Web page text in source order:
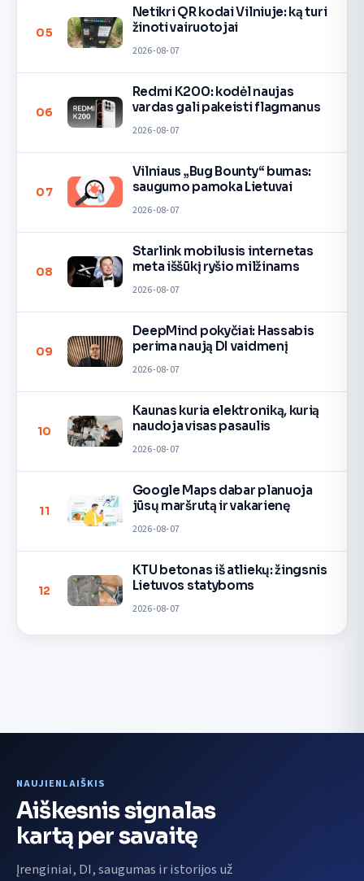
05
Netikri QR kodai Vilniuje: ką turi
žinoti vairuotojai
2026-08-07
06
Redmi K200: kodėl naujas
vardas gali pakeisti flagmanus
2026-08-07
07
Vilniaus „Bug Bounty“ bumas:
saugumo pamoka Lietuvai
2026-08-07
08
Starlink mobilusis internetas
meta iššūkį ryšio milžinams
2026-08-07
09
DeepMind pokyčiai: Hassabis
perima naują DI vaidmenį
2026-08-07
10
Kaunas kuria elektroniką, kurią
naudoja visas pasaulis
2026-08-07
11
Google Maps dabar planuoja
jūsų maršrutą ir vakarienę
2026-08-07
12
KTU betonas iš atliekų: žingsnis
Lietuvos statyboms
2026-08-07
NAUJIENLAIŠKIS
Aiškesnis signalas
kartą per savaitę
Įrenginiai, DI, saugumas ir istorijos už